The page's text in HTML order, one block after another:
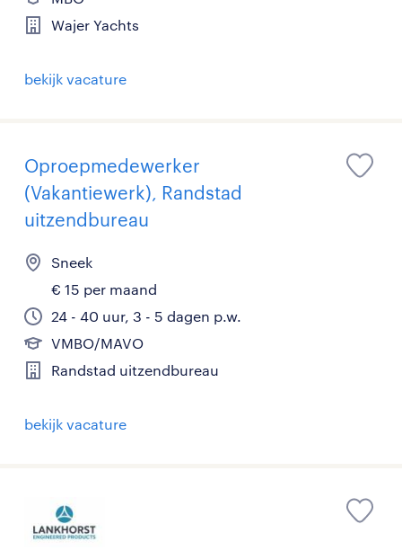
Wajer Yachts
bekijk vacature
Oproepmedewerker
(Vakantiewerk), Randstad
uitzendbureau
Sneek
€ 15 per maand
24 - 40 uur, 3 - 5 dagen p.w.
VMBO/MAVO
Randstad uitzendbureau
bekijk vacature